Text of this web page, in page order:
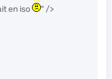
en iso
" />